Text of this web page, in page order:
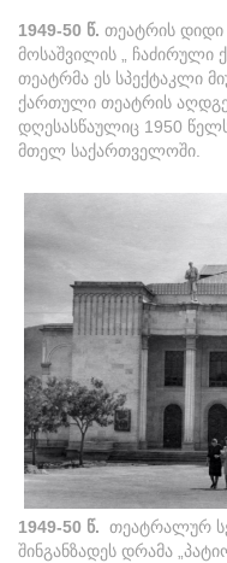
1949-50 წ. თეატრის
მოსაშვილის „ ჩაძირული
თეატრმა ეს სპექტაკლი
ქართული თეატრის
დღესასწაულიც 1950
მთელ საქართველოში.
1949-50 წ. თეატრალურ
შინგანზადეს დრამა